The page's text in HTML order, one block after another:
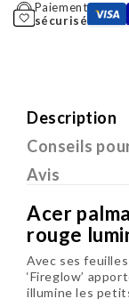
Paiement
sécurisé
Description
Conseils
Avis
Acer
rouge
Avec ses
‘Fireglow’
illumine les